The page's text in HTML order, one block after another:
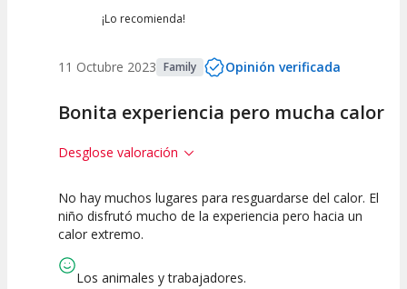
¡Lo recomienda!
11 Octubre 2023 Family Opinión verificada
Bonita experiencia pero mucha calor
Desglose valoración
7.5
Calidad de la
7.5
Atención del
No hay muchos lugares para resguardarse del calor. El
niño disfrutó mucho de la experiencia pero hacia un
calor extremo.
Los animales y trabajadores.